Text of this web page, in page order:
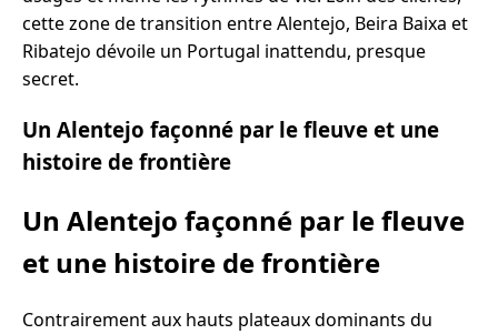
cette zone de transition entre Alentejo, Beira Baixa et
Ribatejo dévoile un Portugal inattendu, presque
secret.
Un Alentejo façonné par le fleuve et une
histoire de frontière
Un Alentejo façonné par le fleuve
et une histoire de frontière
Contrairement aux hauts plateaux dominants du